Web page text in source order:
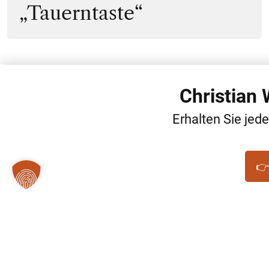
„Tauerntaste“
Christian
Erhalten Sie